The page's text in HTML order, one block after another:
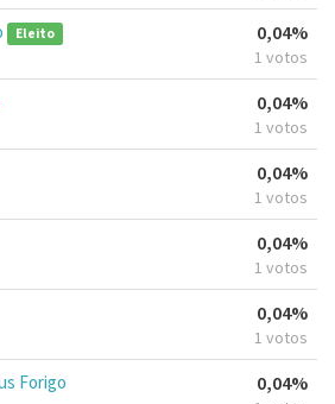
Eleito 0,04%
1 votos
0,04%
1 votos
0,04%
1 votos
0,04%
1 votos
0,04%
1 votos
Forigo 0,04%